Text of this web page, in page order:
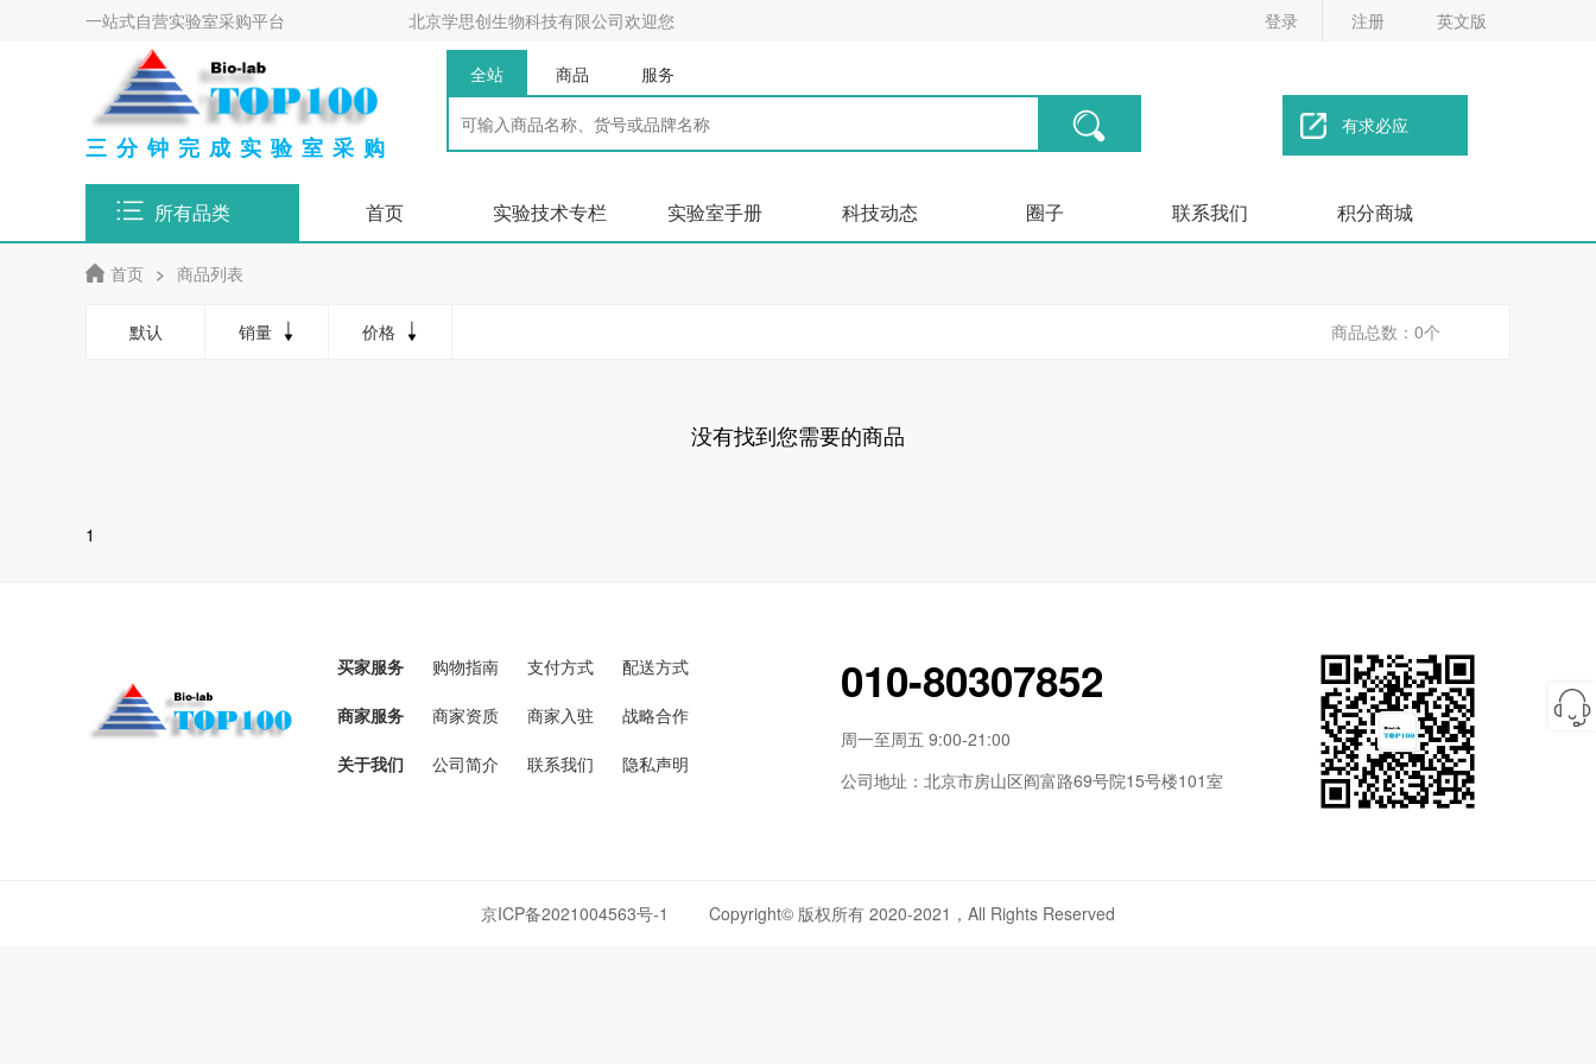
一站式自营实验室采购平台 北京学思创生物科技有限公司欢迎您 登录 注册 英文版
三分钟完成实验室采购
全站 商品 服务
有求必应
所有品类 首页 实验技术专栏 实验室手册 科技动态 圈子 联系我们 积分商城
首页 > 商品列表
默认 销量 价格 商品总数：0个
没有找到您需要的商品
1
买家服务 购物指南 支付方式 配送方式
商家服务 商家资质 商家入驻 战略合作
关于我们 公司简介 联系我们 隐私声明
010-80307852
周一至周五 9:00-21:00
公司地址：北京市房山区阎富路69号院15号楼101室
京ICP备2021004563号-1 Copyright© 版权所有 2020-2021，All Rights Reserved